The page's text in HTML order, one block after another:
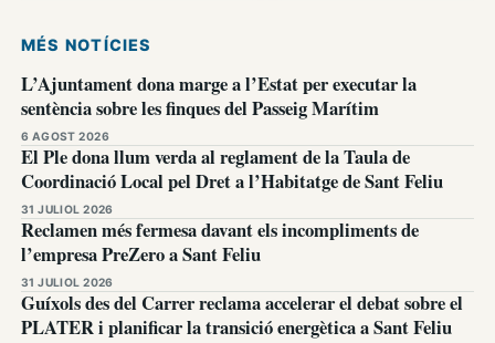
MÉS NOTÍCIES
L’Ajuntament dona marge a l’Estat per executar la
sentència sobre les finques del Passeig Marítim
6 AGOST 2026
El Ple dona llum verda al reglament de la Taula de
Coordinació Local pel Dret a l’Habitatge de Sant Feliu
31 JULIOL 2026
Reclamen més fermesa davant els incompliments de
l’empresa PreZero a Sant Feliu
31 JULIOL 2026
Guíxols des del Carrer reclama accelerar el debat sobre el
PLATER i planificar la transició energètica a Sant Feliu